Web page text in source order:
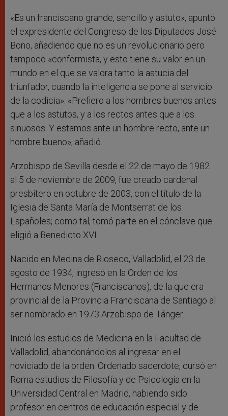
«Es un franciscano grande, sencillo y astuto», apuntó
el expresidente del Congreso de los Diputados José
Bono, añadiendo que no es un revolucionario pero
tampoco «conformista, y esto tiene su valor en un
mundo en el que se valora tanto la astucia del
triunfador, cuando la inteligencia se pone al servicio
de la codicia». «Prefiero a los hombres buenos antes
que a los astutos, y a los rectos antes que a los
sinuosos. Y estamos ante un hombre recto, ante un
hombre bueno», añadió.
Arzobispo de Sevilla desde el 22 de mayo de 1982
al 5 de noviembre de 2009, fue creado cardenal
presbítero en octubre de 2003, con el título de la
Iglesia de Santa María de Montserrat de los
Españoles; como tal, tomó parte en el cónclave que
eligió a Benedicto XVI.
Nacido en Medina de Rioseco, Valladolid, el 23 de
agosto de 1934, ingresó en la Orden de los
Hermanos Menores (Franciscanos), de la que era
provincial de la Provincia Franciscana de Santiago al
ser nombrado en 1973 Arzobispo de Tánger.
Inició los estudios de Medicina en la Facultad de
Valladolid, abandonándolos al ingresar en el
noviciado de la orden. Ordenado sacerdote, cursó en
Roma estudios de Filosofía y de Psicología en la
Universidad Central en Madrid, habiendo sido
profesor en centros de educación especial y de